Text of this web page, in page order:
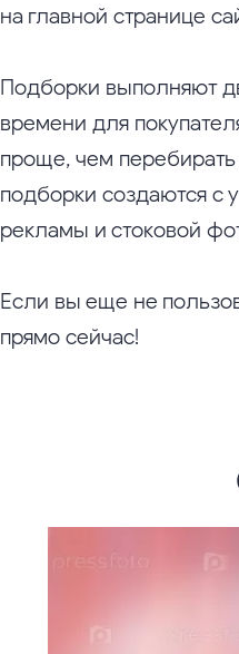
на главной странице
Подборки выполняют
времени для
проще, чем
подборки создаются с
рекламы и стоковой
Если вы еще не
прямо сейчас!